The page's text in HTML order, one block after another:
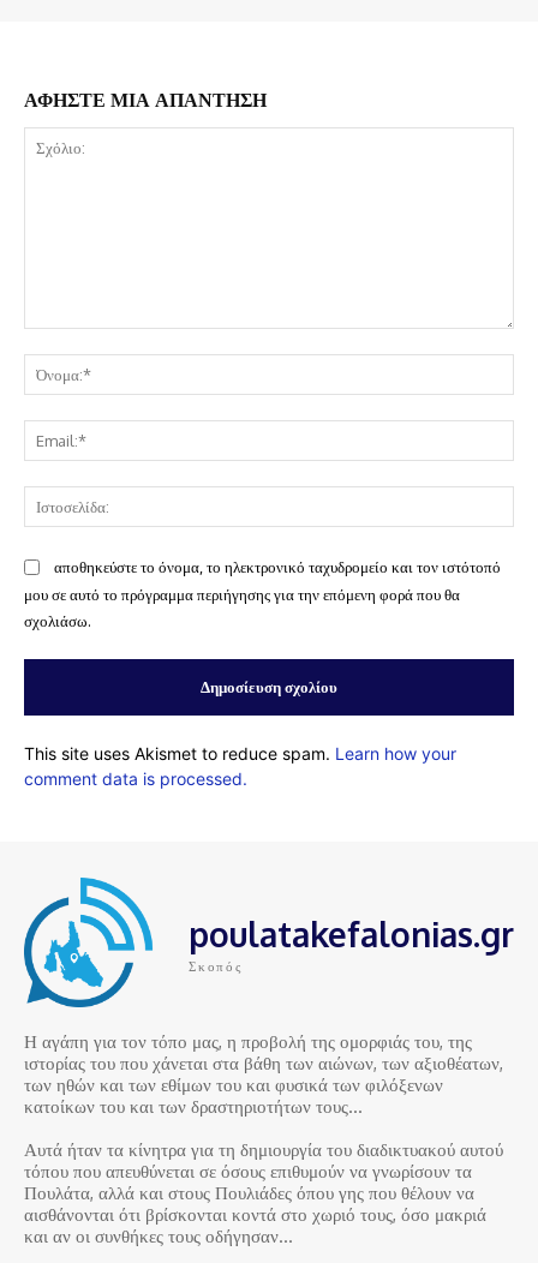
ΑΦΗΣΤΕ ΜΙΑ ΑΠΑΝΤΗΣΗ
αποθηκεύστε το όνομα, το ηλεκτρονικό ταχυδρομείο και τον ιστότοπό
μου σε αυτό το πρόγραμμα περιήγησης για την επόμενη φορά που θα
σχολιάσω.
This site uses Akismet to reduce spam. Learn how your
comment data is processed.
poulatakefalonias.gr
Σκοπός
Η αγάπη για τον τόπο μας, η προβολή της ομορφιάς του, της
ιστορίας του που χάνεται στα βάθη των αιώνων, των αξιοθέατων,
των ηθών και των εθίμων του και φυσικά των φιλόξενων
κατοίκων του και των δραστηριοτήτων τους…
Αυτά ήταν τα κίνητρα για τη δημιουργία του διαδικτυακού αυτού
τόπου που απευθύνεται σε όσους επιθυμούν να γνωρίσουν τα
Πουλάτα, αλλά και στους Πουλιάδες όπου γης που θέλουν να
αισθάνονται ότι βρίσκονται κοντά στο χωριό τους, όσο μακριά
και αν οι συνθήκες τους οδήγησαν…